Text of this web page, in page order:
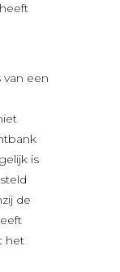
van een
is
de
het